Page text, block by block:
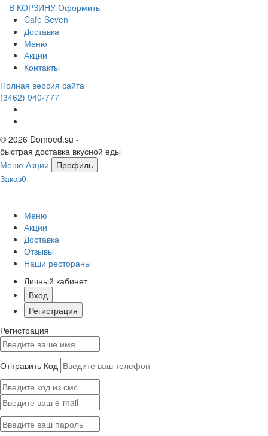
В КОРЗИНУ Оформить
Cafe Seven
Доставка
Меню
Акции
Контакты
Полная версия сайта
(3462) 940-777
© 2026 Domoed.su -
быстрая доставка вкусной еды
Меню Акции
Профиль
Заказ0
Меню
Акции
Доставка
Отзывы
Наши рестораны
Личный кабинет
Вход
Регистрация
Регистрация
Отправить Код